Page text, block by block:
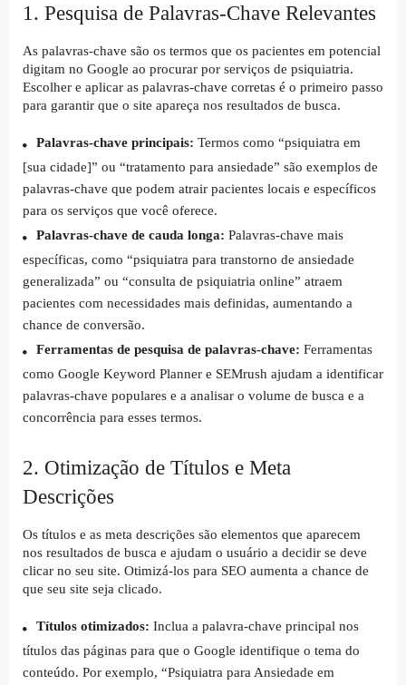
1. Pesquisa de Palavras-Chave Relevantes
As palavras-chave são os termos que os pacientes em potencial
digitam no Google ao procurar por serviços de psiquiatria.
Escolher e aplicar as palavras-chave corretas é o primeiro passo
para garantir que o site apareça nos resultados de busca.
Palavras-chave principais: Termos como “psiquiatra em
[sua cidade]” ou “tratamento para ansiedade” são exemplos de
palavras-chave que podem atrair pacientes locais e específicos
para os serviços que você oferece.
Palavras-chave de cauda longa: Palavras-chave mais
específicas, como “psiquiatra para transtorno de ansiedade
generalizada” ou “consulta de psiquiatria online” atraem
pacientes com necessidades mais definidas, aumentando a
chance de conversão.
Ferramentas de pesquisa de palavras-chave: Ferramentas
como Google Keyword Planner e SEMrush ajudam a identificar
palavras-chave populares e a analisar o volume de busca e a
concorrência para esses termos.
2. Otimização de Títulos e Meta
Descrições
Os títulos e as meta descrições são elementos que aparecem
nos resultados de busca e ajudam o usuário a decidir se deve
clicar no seu site. Otimizá-los para SEO aumenta a chance de
que seu site seja clicado.
Títulos otimizados: Inclua a palavra-chave principal nos
títulos das páginas para que o Google identifique o tema do
conteúdo. Por exemplo, “Psiquiatra para Ansiedade em